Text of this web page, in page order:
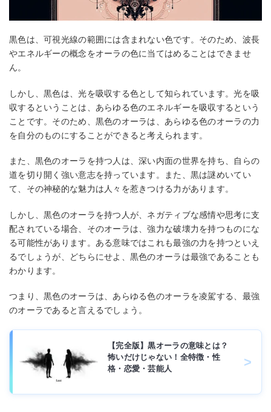
黒色は、可視光線の範囲には含まれない色です。そのため、波長
やエネルギーの概念をオーラの色に当てはめることはできませ
ん。
しかし、黒色は、光を吸収する色として知られています。光を吸
収するということは、あらゆる色のエネルギーを吸収するという
ことです。そのため、黒色のオーラは、あらゆる色のオーラの力
を自分のものにすることができると考えられます。
また、黒色のオーラを持つ人は、深い内面の世界を持ち、自らの
道を切り開く強い意志を持っています。また、黒は謎めいてい
て、その神秘的な魅力は人々を惹きつける力があります。
しかし、黒色のオーラを持つ人が、ネガティブな感情や思考に支
配されている場合、そのオーラは、強力な破壊力を持つものにな
る可能性があります。ある意味ではこれも最強の力を持つといえ
るでしょうが、どちらにせよ、黒色のオーラは最強であることも
わかります。
つまり、黒色のオーラは、あらゆる色のオーラを凌駕する、最強
のオーラであると言えるでしょう。
【完全版】黒オーラの意味とは？
怖いだけじゃない！全特徴・性
格・恋愛・芸能人